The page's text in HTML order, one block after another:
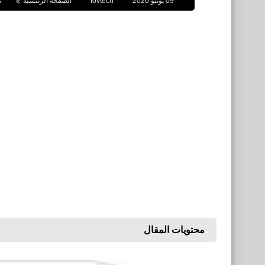
محتويات المقال